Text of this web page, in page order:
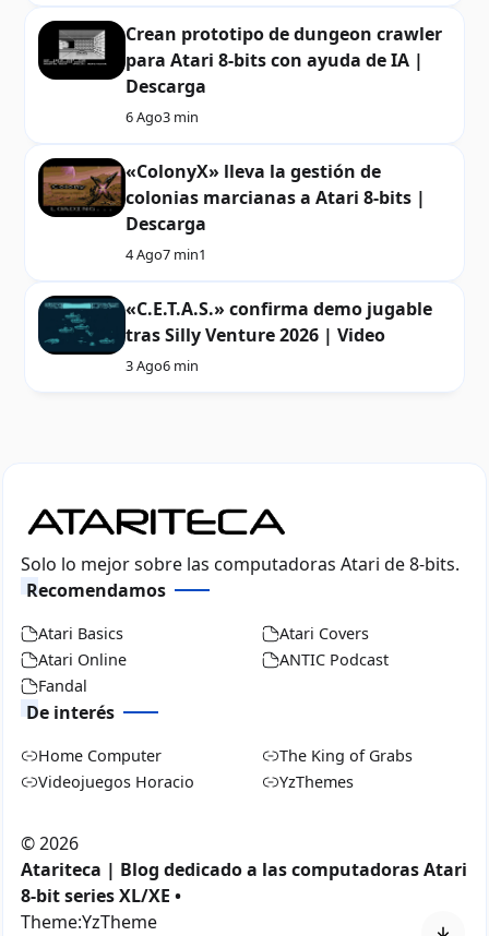
Crean prototipo de dungeon crawler
para Atari 8-bits con ayuda de IA |
Descarga
6 Ago3 min
«ColonyX» lleva la gestión de
colonias marcianas a Atari 8-bits |
Descarga
4 Ago7 min1
«C.E.T.A.S.» confirma demo jugable
tras Silly Venture 2026 | Video
3 Ago6 min
Solo lo mejor sobre las computadoras Atari de 8-bits.
Recomendamos
Atari Basics
Atari Covers
Atari Online
ANTIC Podcast
Fandal
De interés
Home Computer
The King of Grabs
Videojuegos Horacio
YzThemes
©2026
Atariteca | Blog dedicado a las computadoras Atari
8-bit series XL/XE •
Theme:YzTheme